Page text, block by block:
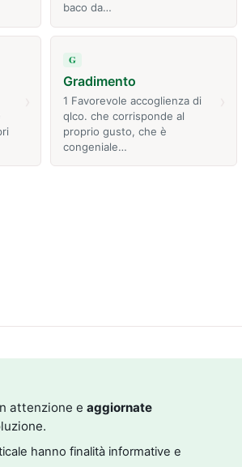
baco da…
G
Gradimento
1 Favorevole accoglienza di
qlco. che corrisponde al
proprio gusto, che è
congeniale…
attenzione e aggiornate
hanno finalità informative e